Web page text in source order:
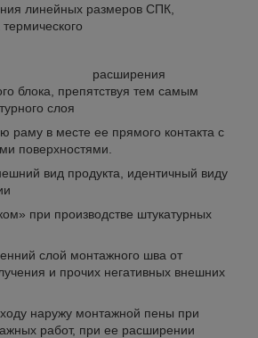
линейных размеров СПК,
расширения
блока, препятствуя тем самым
слоя
раму в месте ее прямого контакта с
поверхностями.
вид продукта, идентичный виду
при производстве штукатурных
слой монтажного шва от
и прочих негативных внешних
наружу монтажной пены при
работ, при ее расширении